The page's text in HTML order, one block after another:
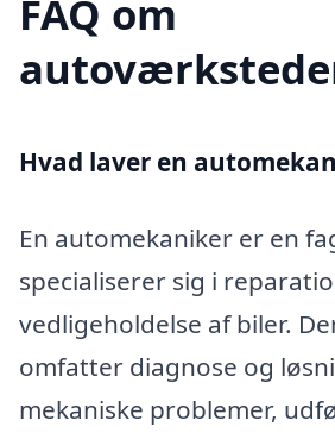
FAQ om
Hvad laver en
En automekaniker er en
specialiserer sig i
vedligeholdelse af biler.
omfatter diagnose og
mekaniske problemer,